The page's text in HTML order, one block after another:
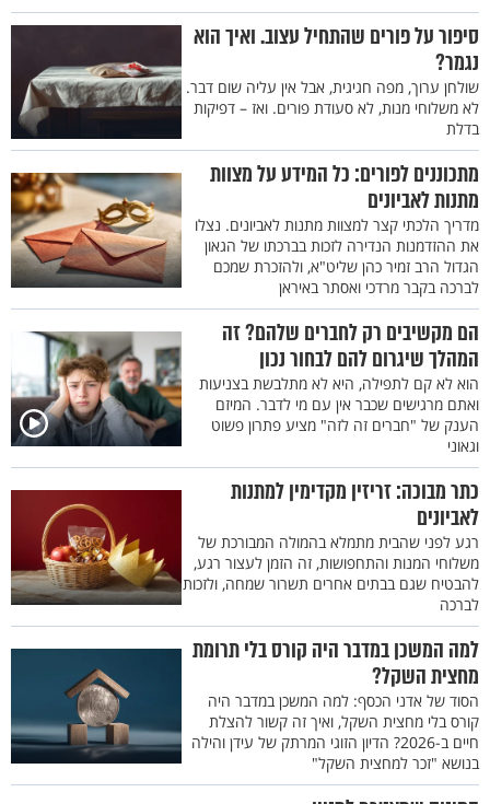
סיפור על פורים שהתחיל עצוב. ואיך הוא
נגמר?
שולחן ערוך, מפה חגיגית, אבל אין עליה שום דבר.
לא משלוחי מנות, לא סעודת פורים. ואז – דפיקות
בדלת
מתכוננים לפורים: כל המידע על מצוות
מתנות לאביונים
מדריך הלכתי קצר למצוות מתנות לאביונים. נצלו
את ההזדמנות הנדירה לזכות בברכתו של הגאון
הגדול הרב זמיר כהן שליט"א, ולהזכרת שמכם
לברכה בקבר מרדכי ואסתר באיראן
הם מקשיבים רק לחברים שלהם? זה
המהלך שיגרום להם לבחור נכון
הוא לא קם לתפילה, היא לא מתלבשת בצניעות
ואתם מרגישים שכבר אין עם מי לדבר. המיזם
הענק של "חברים זה לזה" מציע פתרון פשוט
וגאוני
כתר מבוכה: זריזין מקדימין למתנות
לאביונים
רגע לפני שהבית מתמלא בהמולה המבורכת של
משלוחי המנות והתחפושות, זה הזמן לעצור רגע,
להבטיח שגם בבתים אחרים תשרור שמחה, ולזכות
לברכה
למה המשכן במדבר היה קורס בלי תרומת
מחצית השקל?
הסוד של אדני הכסף: למה המשכן במדבר היה
קורס בלי מחצית השקל, ואיך זה קשור להצלת
חיים ב-2026? הדיון הזוגי המרתק של עידן והילה
בנושא "זכר למחצית השקל"